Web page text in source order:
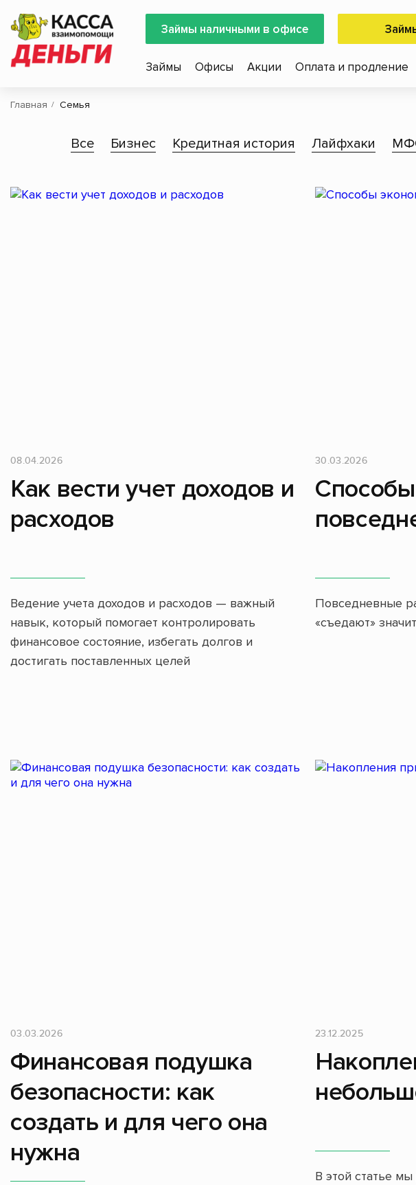
Займы наличными в офисе
Займы Офисы Акции Оплата и продление
Главная Семья
Все Бизнес Кредитная история Лайфхаки
08.04.2026
Как вести учет доходов и
расходов
Ведение учета доходов и расходов — важный
навык, который помогает контролировать
финансовое состояние, избегать долгов и
достигать поставленных целей
30.03.2026
Повседневные
«съедают»
03.03.2026
Финансовая подушка
безопасности: как
создать и для чего она
нужна
23.12.2025
В этой статье